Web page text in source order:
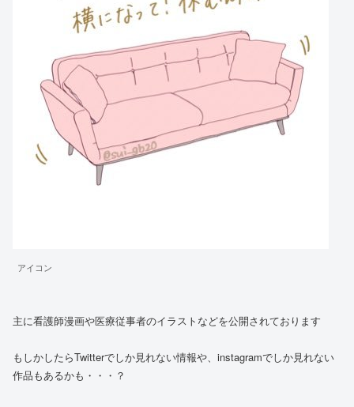
アイコン
主に看護師漫画や医療従事者のイラストなどを公開されております
もしかしたらTwitterでしか見れない情報や、instagramでしか見れない
作品もあるかも・・・？